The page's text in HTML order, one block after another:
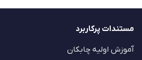
مستندات پرکاربرد
آموزش اولیه چابکان